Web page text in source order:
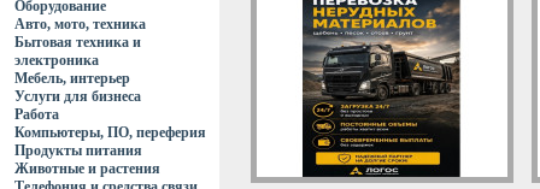
Оборудование
Авто, мото, техника
Бытовая техника и
электроника
Мебель, интерьер
Услуги для бизнеса
Работа
Компьютеры, ПО, переферия
Продукты питания
Животные и растения